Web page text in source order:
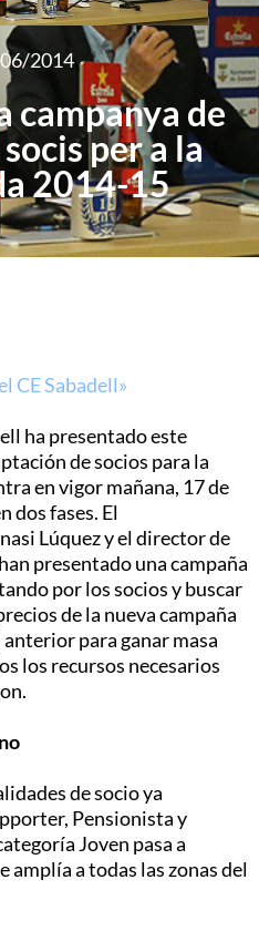
2014
campanya de
per a la
2014-15
CE Sabadell»
ha presentado este
de socios para la
en vigor mañana, 17 de
dos fases. El
Lúquez y el director de
presentado una campaña
por los socios y buscar
de la nueva campaña
anterior para ganar masa
los recursos necesarios
de socio ya
Pensionista y
Joven pasa a
a todas las zonas del